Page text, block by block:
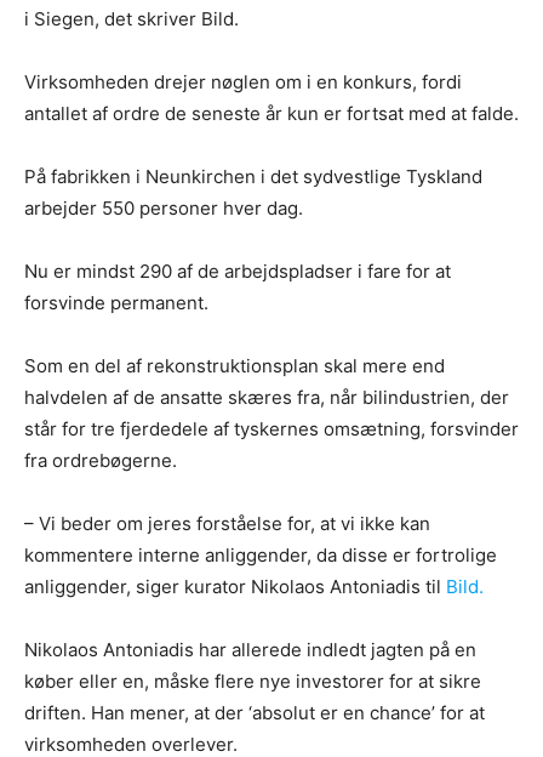
i Siegen, det skriver Bild.
Virksomheden drejer nøglen om i en konkurs, fordi
antallet af ordre de seneste år kun er fortsat med at falde.
På fabrikken i Neunkirchen i det sydvestlige Tyskland
arbejder 550 personer hver dag.
Nu er mindst 290 af de arbejdspladser i fare for at
forsvinde permanent.
Som en del af rekonstruktionsplan skal mere end
halvdelen af de ansatte skæres fra, når bilindustrien, der
står for tre fjerdedele af tyskernes omsætning, forsvinder
fra ordrebøgerne.
– Vi beder om jeres forståelse for, at vi ikke kan
kommentere interne anliggender, da disse er fortrolige
anliggender, siger kurator Nikolaos Antoniadis til Bild.
Nikolaos Antoniadis har allerede indledt jagten på en
køber eller en, måske flere nye investorer for at sikre
driften. Han mener, at der ‘absolut er en chance’ for at
virksomheden overlever.